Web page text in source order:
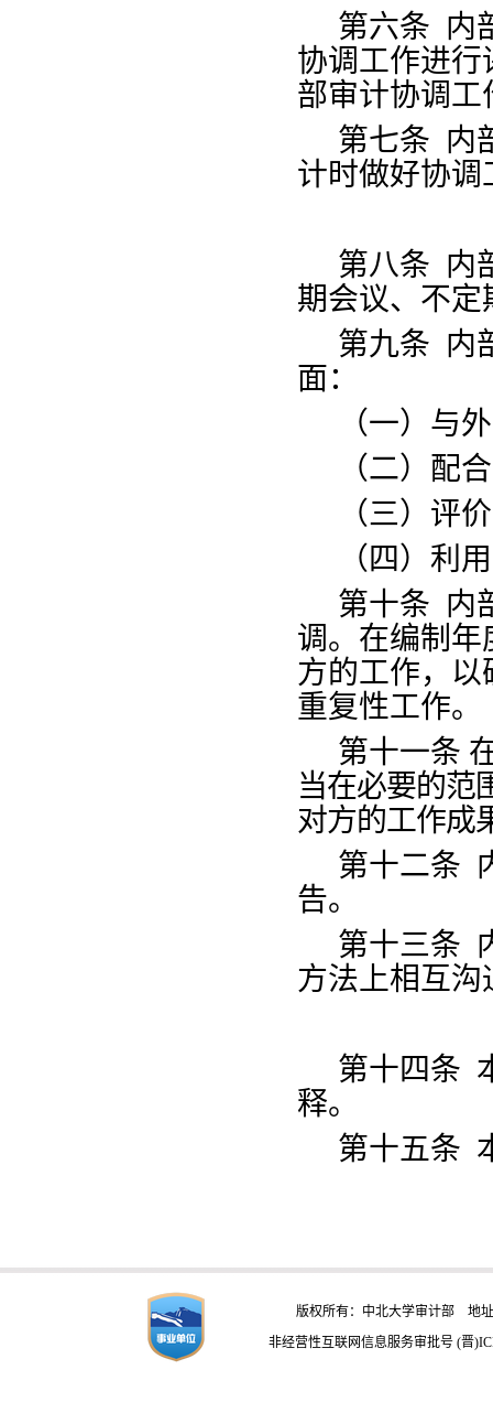
第六条 内
协调工作进
部审计协调工
第七条 内
计时做好协调
第八条 内
期会议、不
第九条 内
面：
（一）与
（二）配
（三）评
（四）利
第十条 内
调。在编制
方的工作，
重复性工作。
第十一条
当在必要的范
对方的工作成
第十二条
告。
第十三条
方法上相互
第十四条
释。
第十五条
版权所有：中北大学审计部 地址
非经营性互联网信息服务审批号 (晋